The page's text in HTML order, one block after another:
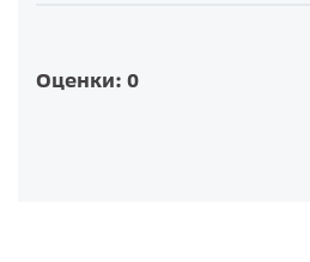
Оценки: 0